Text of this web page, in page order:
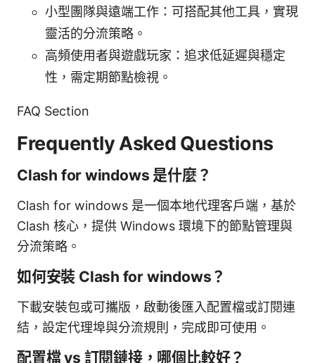
小型團隊與遠端工作：可搭配其他工具，實現
靈活的分流策略。
高頻使用者與遊戲玩家：追求低延遲與穩定
性，需定期節點檢視。
FAQ Section
Frequently Asked Questions
Clash for windows 是什麼？
Clash for windows 是一個本地代理客戶端，基於
Clash 核心，提供 Windows 環境下的節點管理與
分流策略。
如何安裝 Clash for windows？
下載安裝包或可攜版，啟動後匯入配置檔或訂閱連
結，設定代理埠與分流規則，完成即可使用。
配置檔 vs 訂閱鏈接，哪個比較好？